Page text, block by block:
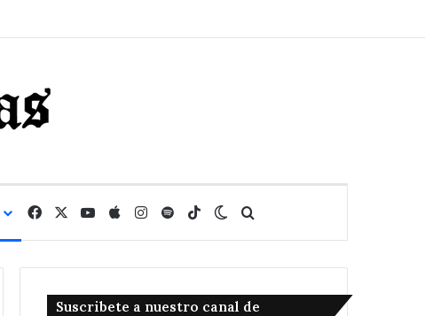
FacebookYouTube
AppleInstagram
SpotifyTikTokSwitch skin
Suscribete a nuestro canal de